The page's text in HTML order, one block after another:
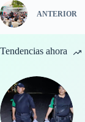
ANTERIOR
Tendencias ahora